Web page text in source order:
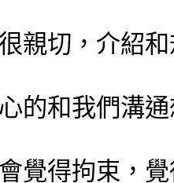
親切，介紹
的和我們溝
覺得拘束，